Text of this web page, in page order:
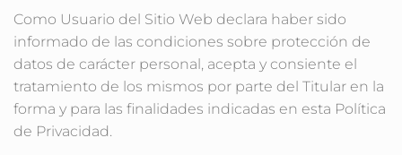
Como Usuario del Sitio Web declara haber sido
informado de las condiciones sobre protección de
datos de carácter personal, acepta y consiente el
tratamiento de los mismos por parte del Titular en la
forma y para las finalidades indicadas en esta Política
de Privacidad.